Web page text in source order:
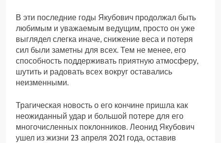
В эти последние годы Якубович продолжал быть
любимым и уважаемым ведущим, просто он уже
выглядел слегка иначе, снижение веса и потеря
сил были заметны для всех. Тем не менее, его
способность поддерживать приятную атмосферу,
шутить и радовать всех вокруг оставались
неизменными.
Трагическая новость о его кончине пришла как
неожиданный удар и большой потере для его
многочисленных поклонников. Леонид Якубович
ушел из жизни 23 апреля 2021 года, оставив